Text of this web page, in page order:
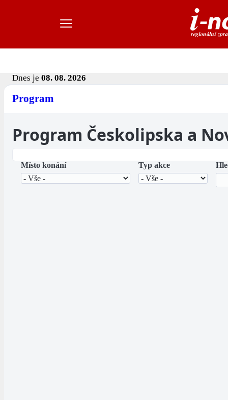
Dnes je 08. 08. 2026
Program
Program Českolipska a
Místo konání Typ akce